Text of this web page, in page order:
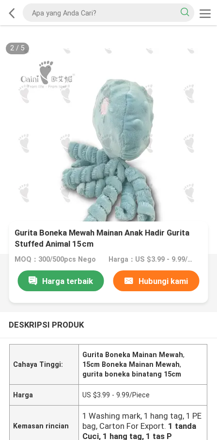
2/ 5
Gurita Boneka Mewah Mainan Anak Hadir Gurita
Stuffed Animal 15cm
MOQ：300/500pcs Nego Harga：US $3.99 - 9.99/Piece
Harga terbaik Hubungi kami
DESKRIPSI PRODUK
Cahaya Tinggi:
Gurita Boneka Mainan Mewah,
15cm Boneka Mainan Mewah,
gurita boneka binatang 15cm
Harga US $3.99 - 9.99/Piece
Kemasan rincian
1 Washing mark, 1 hang tag, 1 PE
bag, Carton For Export. 1 tanda
Cuci, 1 hang tag, 1 tas P